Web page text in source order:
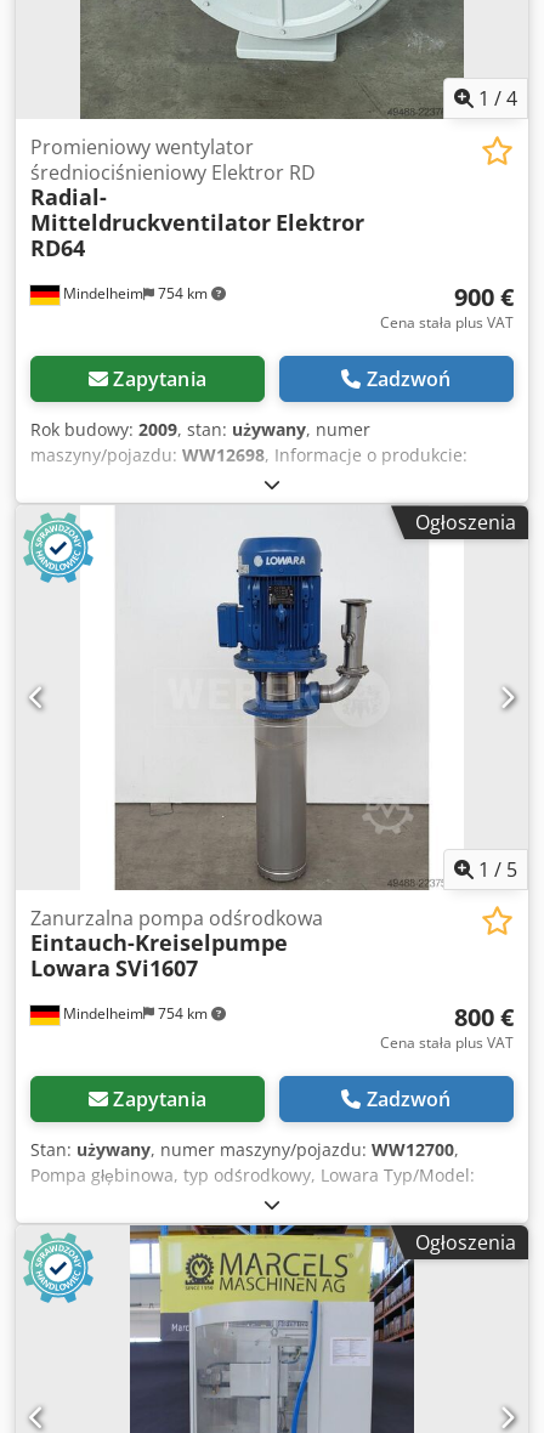
1 /4
Mindelheim 754 km
Promieniowy wentylator
średniociśnieniowy Elektror RD
Radial-
Mitteldruckventilator Elektror
RD64
900 €
Cena stała plus VAT
Zapytania Zadzwoń
Rok budowy: 2009, stan: używany, numer
maszyny/pojazdu: WW12698, Informacje o produkcie:
„Wentylator promieniowy o średnim ciśnieniu” Wentylator
promieniowy o średnim ciśnieniu Typ/Model: Elektror RD
64 Stan: Używany, bardzo dobry Dane techniczne: Przepływ
objętościowy maks.: do 142 m³/min. Ciśnienie maks.: do 10
600 Pa (całkowity wzrost ciśnienia) Moc silnika: 1,5 kW
Dkedpfx Akszm N Nxjqjr Wymiary: ok. 600 x 440 x 720
Waga: ok. 42 kg Artykuł dostępny na zapytanie: koszt
transportu w indywidualnej ofercie.
Ogłoszenia
1 / 5
Mindelheim 754 km
Zanurzalna pompa odśrodkowa
Eintauch-Kreiselpumpe
Lowara SVi1607
800 €
Cena stała plus VAT
Zapytania Zadzwoń
Stan: używany, numer maszyny/pojazdu: WW12700,
Pompa głębinowa, typ odśrodkowy, Lowara Typ/Model:
SVI1607 Stan: używany Dane techniczne: Wydajność Q: od
8,8 do 24 m³/h (w zależności od punktu pracy) Wysokość
podnoszenia H: od 119 do 49 m Moc silnika: 7,5 kW
Prędkość obrotowa: 2900 obr./min Temperatura medium:
od -10°C do +90°C Długość zanurzenia: ok. 488 mm
Wymiary (dł. x szer. x wys.): ok. 1130 mm x 500 mm x 300
mm Waga: ok. 90 kg Dedpfx Akozm Nhusqjkr Artykuł na
zapytanie: koszty transportu w indywidualnej ofercie.
Ogłoszenia